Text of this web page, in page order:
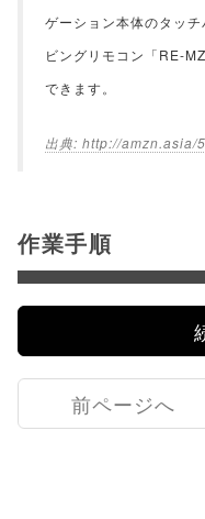
ゲーション本体のタッ
ビングリモコン「RE-
できます。
http://amzn.asia/
作業手順
前ページへ